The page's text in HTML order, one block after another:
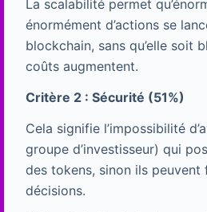
La scalabilité permet
énormément d’actions se
blockchain, sans qu’elle soit
coûts augmentent.
Critère 2 : Sécurité (51%)
Cela signifie l’impossibilité
groupe d’investisseur) qui
des tokens, sinon ils peuvent
décisions.